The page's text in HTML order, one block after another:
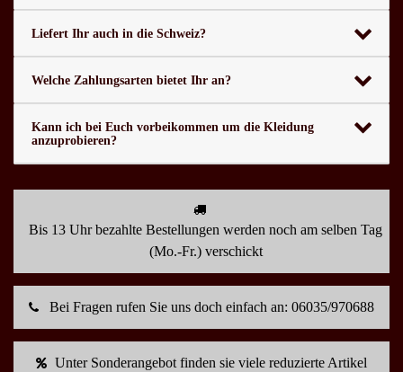
Liefert Ihr auch in die Schweiz?
Welche Zahlungsarten bietet Ihr an?
Kann ich bei Euch vorbeikommen um die Kleidung
anzuprobieren?
Bis 13 Uhr bezahlte Bestellungen werden noch am selben Tag
(Mo.-Fr.) verschickt
Bei Fragen rufen Sie uns doch einfach an: 06035/970688
Unter Sonderangebot finden sie viele reduzierte Artikel